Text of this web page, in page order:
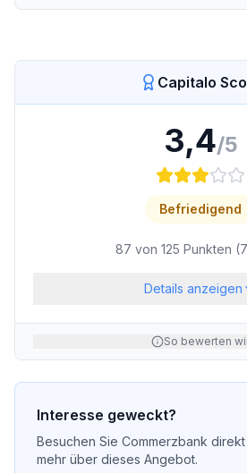
Capitalo
3,4/5
Befriedigend
87 von 125 Punkten (
Details anzeigen
So bewerten
Interesse geweckt?
Besuchen Sie Commerzbank
mehr über dieses Angebot.